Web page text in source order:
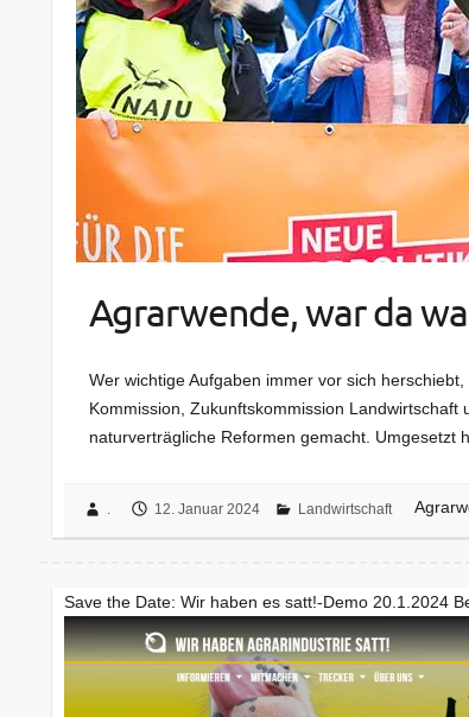
Agrarwende, war da
Wer wichtige Aufgaben immer vor sich
Kommission, Zukunftskommission
naturverträgliche Reformen gemacht. Umgesetzt
. 12. Januar 2024 Landwirtschaft
Save the Date: Wir haben es satt!-Demo 20.1.2024